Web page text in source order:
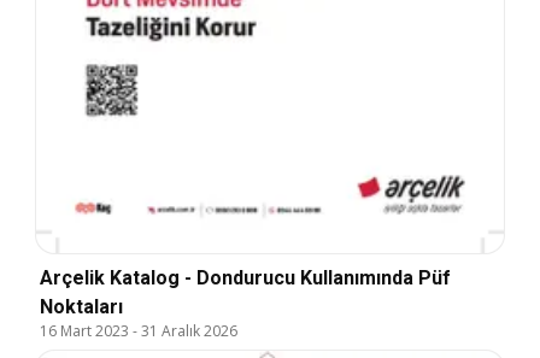
Arçelik Katalog - Dondurucu Kullanımında Püf
Noktaları
16 Mart 2023 -31 Aralık 2026